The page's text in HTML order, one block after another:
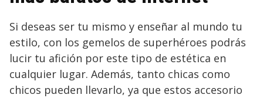
Si deseas ser tu mismo y enseñar al mundo tu
estilo, con los gemelos de superhéroes podrás
lucir tu afición por este tipo de estética en
cualquier lugar. Además, tanto chicas como
chicos pueden llevarlo, ya que estos accesorio